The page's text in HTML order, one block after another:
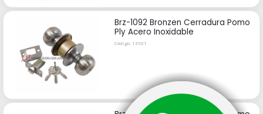
Brz-1092 Bronzen Cerradura Pomo
Ply Acero Inoxidable
Código: 13501